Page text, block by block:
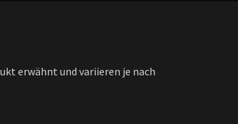
erwähnt und variieren je nach